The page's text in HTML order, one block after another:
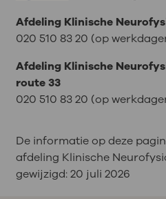
Afdeling Klinische
020 510 83 20 (op
Afdeling Klinische
route 33
020 510 83 20 (op
De informatie op deze
afdeling Klinische
gewijzigd:20 juli 2026